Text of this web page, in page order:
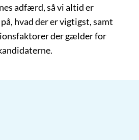
adfærd, så vi altid er
hvad der er vigtigst, samt
der gælder for